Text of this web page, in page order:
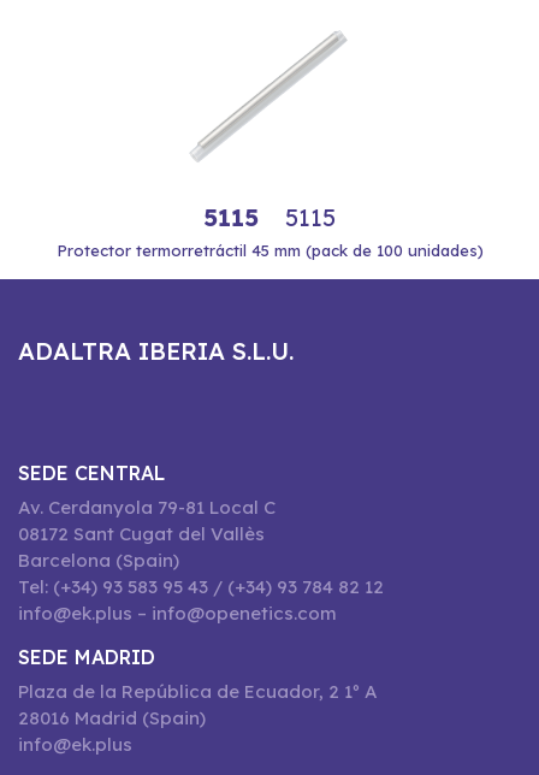
5115 5115
Protector termorretráctil 45 mm (pack de 100 unidades)
ADALTRA IBERIA S.L.U.
SEDE CENTRAL
Av. Cerdanyola 79-81 Local C
08172 Sant Cugat del Vallès
Barcelona (Spain)
Tel: (+34) 93 583 95 43 / (+34) 93 784 82 12
info@ek.plus – info@openetics.com
SEDE MADRID
Plaza de la República de Ecuador, 2 1º A
28016 Madrid (Spain)
info@ek.plus